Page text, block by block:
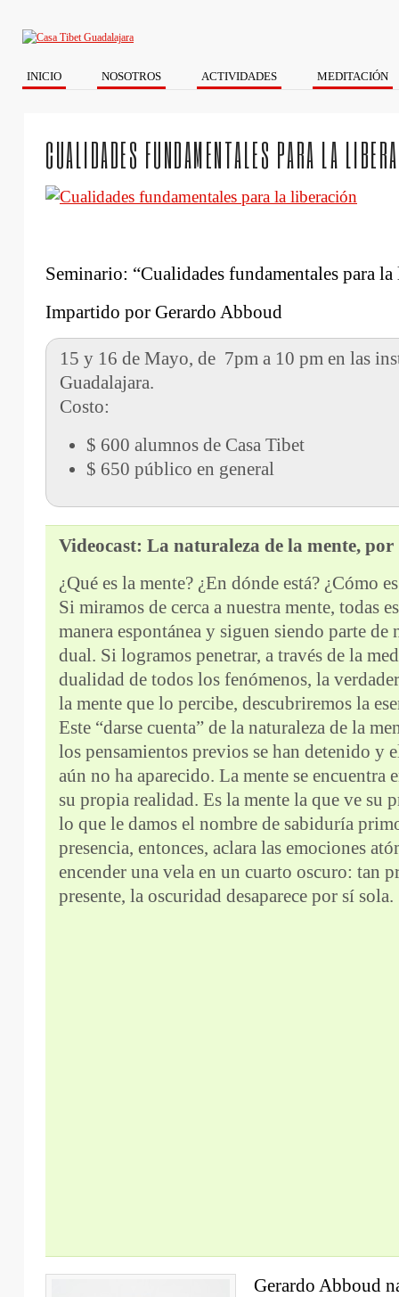
INICIO NOSOTROS ACTIVIDADES MEDITACIÓN
CUALIDADES FUNDAMENTALES PARA LA
Seminario: “Cualidades fundamentales para
Impartido por Gerardo Abboud
15 y 16 de Mayo, de 7pm a 10 pm en las
Guadalajara.
Costo:
$ 600 alumnos de Casa Tibet
$ 650 público en general
Videocast: La naturaleza de la mente,
¿Qué es la mente? ¿En dónde está? ¿Cómo
Si miramos de cerca a nuestra mente, todas
manera espontánea y siguen siendo parte
dual. Si logramos penetrar, a través de la
dualidad de todos los fenómenos, la
la mente que lo percibe, descubriremos la
Este “darse cuenta” de la naturaleza de la
los pensamientos previos se han detenido y
aún no ha aparecido. La mente se encuentra
su propia realidad. Es la mente la que ve su
lo que le damos el nombre de sabiduría
presencia, entonces, aclara las emociones
encender una vela en un cuarto oscuro: tan
presente, la oscuridad desaparece por sí sola.
Gerardo Abboud